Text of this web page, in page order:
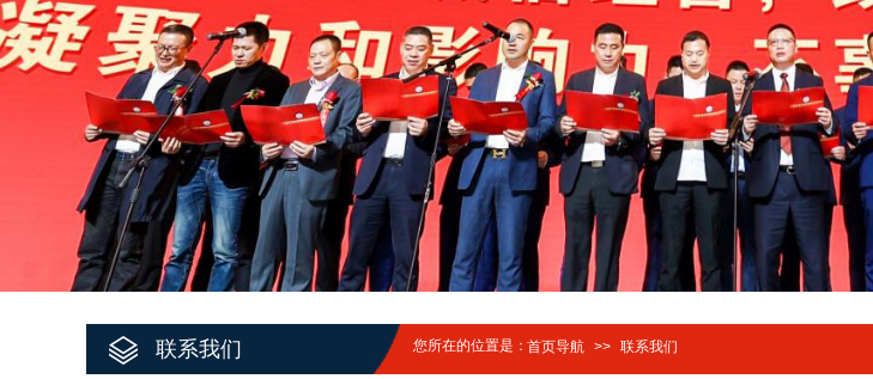
联系我们 您所在的位置是：首页导航 >> 联系我们